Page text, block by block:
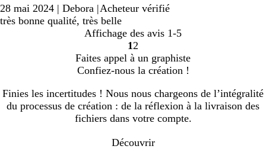
28 mai 2024 | Debora |Acheteur vérifié
très bonne qualité, très belle
Affichage des avis 1-5
Accéder
à
la
1 Accéder
à
la
2
Faites appel à un graphiste
Confiez-nous la création !
Finies les incertitudes ! Nous nous chargeons de l’intégralité
du processus de création : de la réflexion à la livraison des
fichiers dans votre compte.
Découvrir